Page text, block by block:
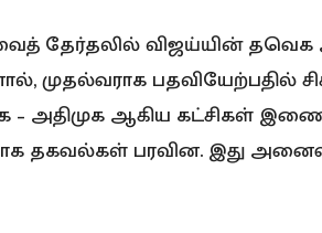
தேர்தலில் விஜய்யின் தவெக
முதல்வராக பதவியேற்பதில்
– அதிமுக ஆகிய கட்சிகள்
தகவல்கள் பரவின. இது